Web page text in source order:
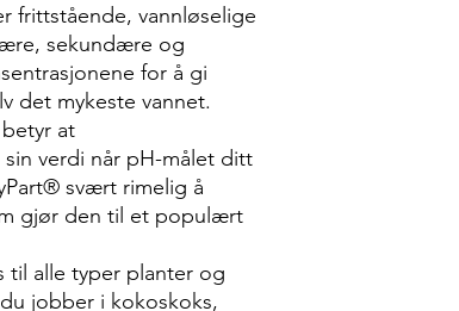
frittstående, vannløselige
sekundære og
for å gi
det mykeste vannet.
at
verdi når pH-målet ditt
svært rimelig å
gjør den til et populært
til alle typer planter og
jobber i kokoskoks,